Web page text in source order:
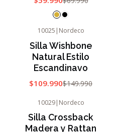
Agotado
10025 | Nordeco
Silla Wishbone
Natural Estilo
Escandinavo
$109.990$149.990
10029| Nordeco
Silla Crossback
Madera y Rattan